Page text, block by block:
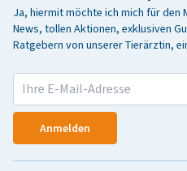
Ja, hiermit möchte ich mich für den
News, tollen Aktionen, exklusiven
Ratgebern von unserer Tierärztin,
Anmelden